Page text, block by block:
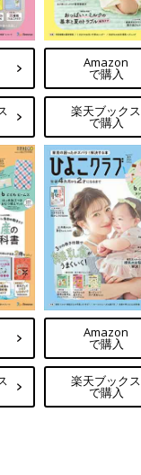
Amazon
で購入
楽天ブックス
で購入
Amazon
で購入
楽天ブックス
で購入